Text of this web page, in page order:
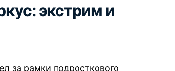
экстрим и
за рамки подросткового